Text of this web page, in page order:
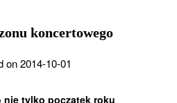
koncertowego
on 2014-10-01
nie tylko początek roku